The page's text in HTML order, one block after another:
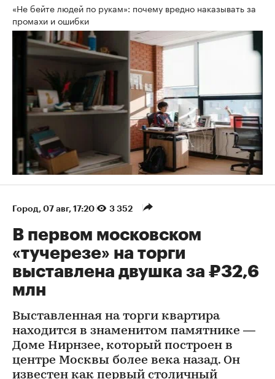
«Не бейте людей по рукам»: почему вредно наказывать за
промахи и ошибки
Город⁠, 07 авг, 17:20 3 352
В первом московском
«тучерезе» на торги
выставлена двушка за ₽32,6
млн
Выставленная на торги квартира
находится в знаменитом памятнике —
Доме Нирнзее, который построен в
центре Москвы более века назад. Он
известен как первый столичный